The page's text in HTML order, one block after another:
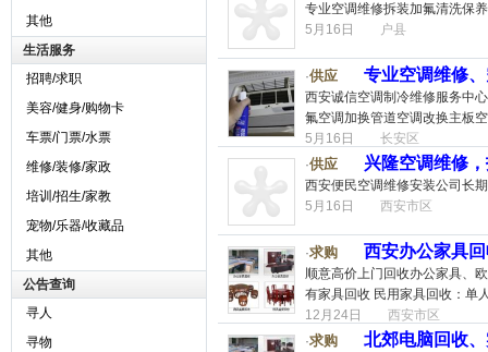
其他
生活服务
招聘/求职
美容/健身/购物卡
车票/门票/水票
维修/装修/家政
培训/招生/家教
宠物/乐器/收藏品
其他
公告查询
寻人
寻物
专业空调维修拆装加氟清洗保
5月16日
户县
·供应 专业空调维修
西安诚信空调制冷维修服务中
氟空调加换管道空调改换主板
5月16日
长安区
·供应 兴隆空调维修
西安便民空调维修安装公司长
5月16日
西安市区
·求购 西安办公家具
顺意高价上门回收办公家具、
有家具回收 民用家具回收：单
12月24日
西安市区
·求购 北郊电脑回收